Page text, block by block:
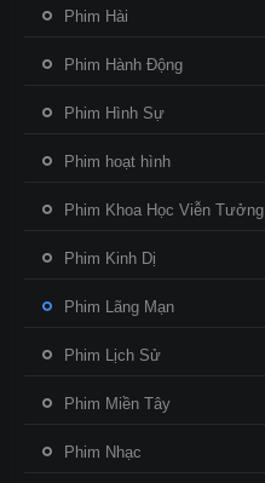
Phim Hài
Phim Hành Động
Phim Hình Sự
Phim hoạt hình
Phim Khoa Học Viễn Tưởng
Phim Kinh Dị
Phim Lãng Mạn
Phim Lịch Sử
Phim Miền Tây
Phim Nhạc